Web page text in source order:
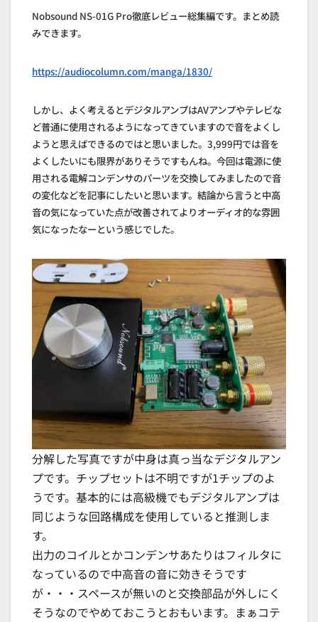
Nobsound NS-01G Pro徹底レビュー総集編です。まとめ読
みできます。
https://audiocolumn.com/manga/1830/
しかし、よく考えるとデジタルアンプはAVアンプやテレビな
ど普通に使用されるようになってきていますので音をよくし
ようと思えばできるのではと思いました。3,999円では音を
よくしたいにも限界がありそうですもんね。今回は電源に使
用される電解コンデンサのパーツを交換してみましたので音
の変化などを記事にしたいと思います。結論から言うと中高
音の気になっていた点が改善されてよりオーディオ的な雰囲
気になったなーという感じでした。
分解した写真ですが中身は真っ当なデジタルアン
プです。チップセットは不明ですが1チップのよ
うです。基本的には高級機でもデジタルアンプは
同じような回路構成を使用していると推測しま
す。
出力のコイルとかコンデンサあたりはフィルタに
なっているので中高音の音に効きそうです
が・・・スペースが無いのと交換部品が外しにく
そうなのでやめておこうとおもいます。まぁコテ